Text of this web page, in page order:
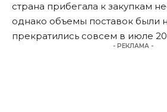
страна прибегала к закупкам
однако объемы поставок были
прекратились совсем в июле
- РЕКЛАМА -